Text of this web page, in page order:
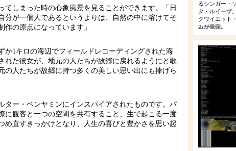
しまった時の心象風景を見ることができます。「日
が一個人であるというよりは、自然の中に溶けてそ
の原点になっています」
1キロの海辺でフィールドレコーディングされた海
た彼女が、地元の人たちが故郷に戻れるようにと歌
の人たちが故郷に持つ多くの美しい思い出にも捧げら
ター・ベンヤミンにインスパイアされたものです。パ
に観客と一つの空間を共有すること、生で起こる一度
直すきっかけとなり、人生の喜びと豊かさを思い起
るシンガー・
タ・ルイーザ
クワイエット
ムが発売。
RCIP-0386